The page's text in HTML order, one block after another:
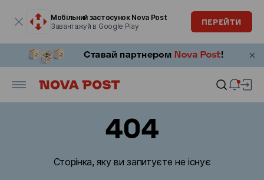
Мобільний застосунок Nova Post
Завантажуй в Google Play
ПЕРЕЙТИ
404
Сторінка, яку ви запитуєте не існує